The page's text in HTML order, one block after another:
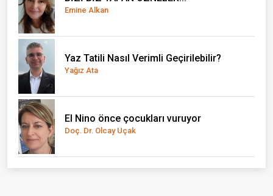
Emine Alkan
Yaz Tatili Nasıl Verimli Geçirilebilir?
Yağız Ata
El Nino önce çocukları vuruyor
Doç. Dr. Olcay Uçak